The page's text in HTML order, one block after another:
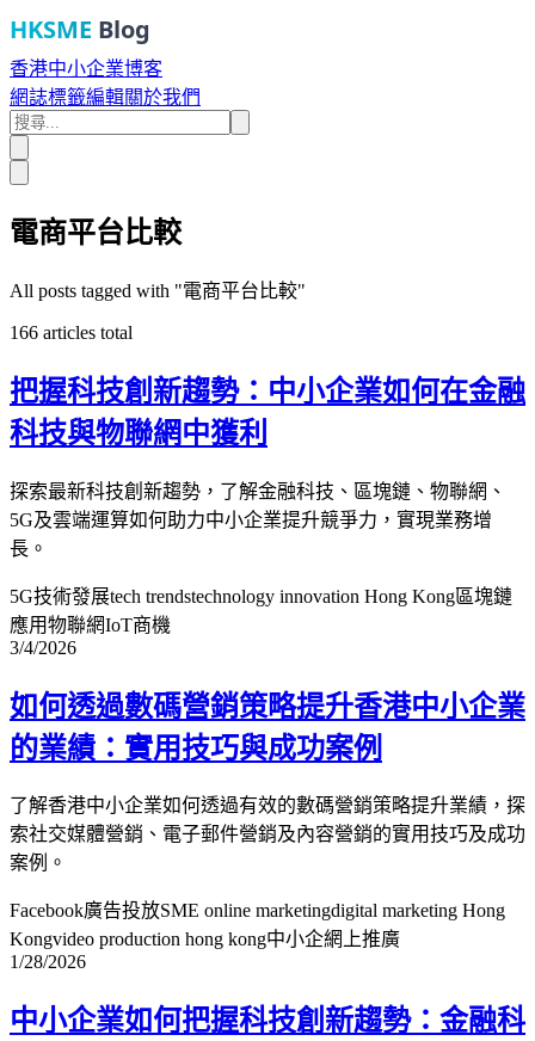
HKSME Blog
香港中小企業博客
網誌標籤編輯關於我們
電商平台比較
All posts tagged with "電商平台比較"
166 articles total
把握科技創新趨勢：中小企業如何在金融
科技與物聯網中獲利
探索最新科技創新趨勢，了解金融科技、區塊鏈、物聯網、
5G及雲端運算如何助力中小企業提升競爭力，實現業務增
長。
5G技術發展tech trendstechnology innovation Hong Kong區塊鏈
應用物聯網IoT商機
3/4/2026
如何透過數碼營銷策略提升香港中小企業
的業績：實用技巧與成功案例
了解香港中小企業如何透過有效的數碼營銷策略提升業績，探
索社交媒體營銷、電子郵件營銷及內容營銷的實用技巧及成功
案例。
Facebook廣告投放SME online marketingdigital marketing Hong
Kongvideo production hong kong中小企網上推廣
1/28/2026
中小企業如何把握科技創新趨勢：金融科